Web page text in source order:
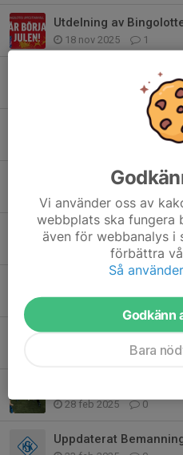
Utdelning av
18 nov 2025 1
Träning på söndag
0
Bemanning kiosk v.33
Teknikpass fredagar
17 apr 2025
Kallelser
16 apr 2025 0
6 apr 2025 1
0
28 feb 2025 0
Uppdaterat
Vi använder oss av
webbplats ska fungera
även för webbanalys i
förbättra
Så
Godkänn
Bara